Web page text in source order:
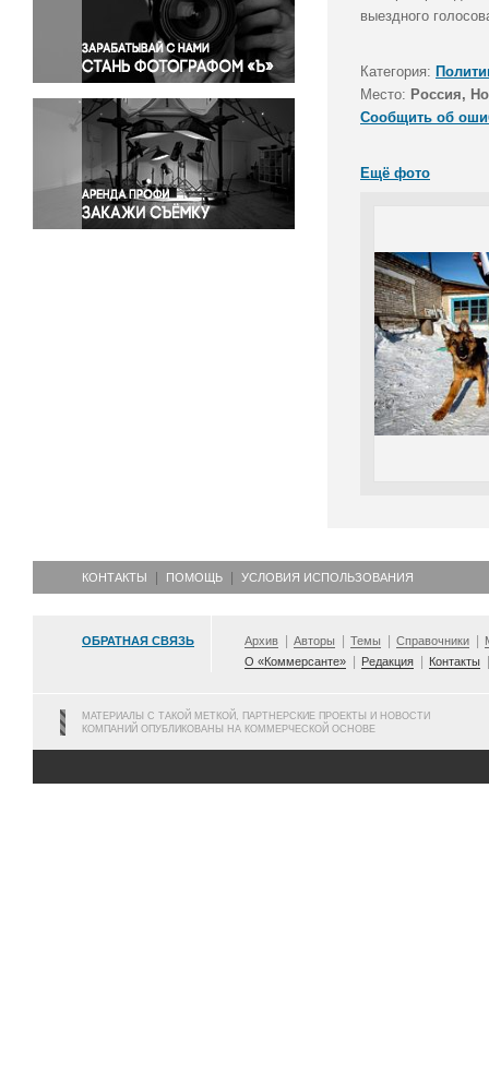
Правосудие
Происшествия и конфликты
Религия
Светская жизнь
Спорт
Экология
Экономика и бизнес
выездного
Категория:
Место: Россия,
Сообщить об
Ещё фото
КОНТАКТЫ ПОМОЩЬ УСЛОВИЯ ИСПОЛЬЗОВАНИЯ
ОБРАТНАЯ СВЯЗЬ Архив Авторы Темы Справочники
О «Коммерсанте»
Редакция Контакты
МАТЕРИАЛЫ С ТАКОЙ МЕТКОЙ, ПАРТНЕРСКИЕ ПРОЕКТЫ И НОВОСТИ
КОМПАНИЙ ОПУБЛИКОВАНЫ НА КОММЕРЧЕСКОЙ ОСНОВЕ